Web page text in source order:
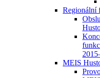
Regionální
MEIS